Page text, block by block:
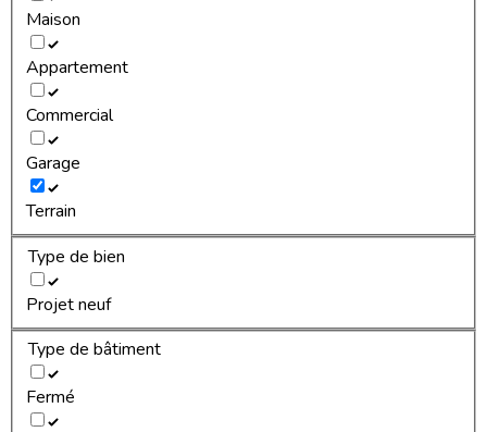
Maison
Appartement
Commercial
Garage
Terrain
Type de bien
Projet neuf
Type de bâtiment
Fermé